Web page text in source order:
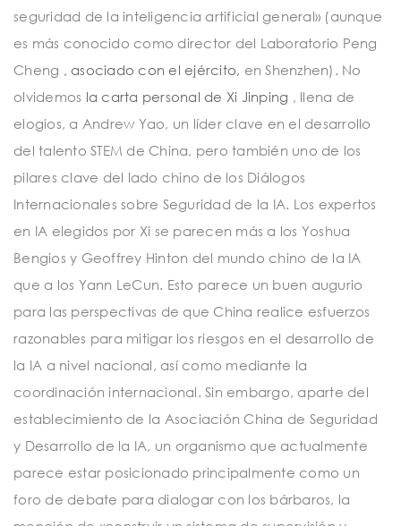
seguridad de la inteligencia artificial general» (aunque
es más conocido como director del Laboratorio Peng
Cheng , asociado con el ejército, en Shenzhen). No
olvidemos la carta personal de Xi Jinping , llena de
elogios, a Andrew Yao, un líder clave en el desarrollo
del talento STEM de China, pero también uno de los
pilares clave del lado chino de los Diálogos
Internacionales sobre Seguridad de la IA. Los expertos
en IA elegidos por Xi se parecen más a los Yoshua
Bengios y Geoffrey Hinton del mundo chino de la IA
que a los Yann LeCun. Esto parece un buen augurio
para las perspectivas de que China realice esfuerzos
razonables para mitigar los riesgos en el desarrollo de
la IA a nivel nacional, así como mediante la
coordinación internacional. Sin embargo, aparte del
establecimiento de la Asociación China de Seguridad
y Desarrollo de la IA, un organismo que actualmente
parece estar posicionado principalmente como un
foro de debate para dialogar con los bárbaros, la